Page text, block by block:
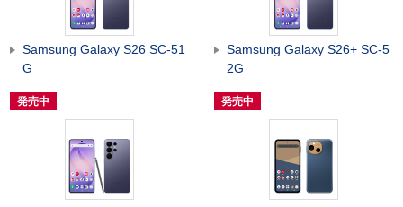
Samsung Galaxy S26 SC-51
G
発売中
Samsung Galaxy S26+ SC-5
2G
発売中